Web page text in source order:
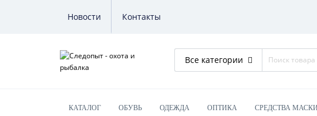
Новости Контакты
Все категории
КАТАЛОГ ОБУВЬ ОДЕЖДА ОПТИКА СРЕДСТВА